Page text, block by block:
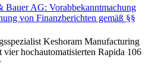
AG: Vorabbekanntmachung
von Finanzberichten gemäß §§
Keshoram Manufacturing
vier hochautomatisierten Rapida 106